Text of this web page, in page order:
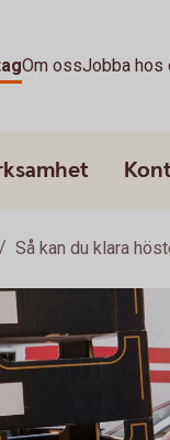
Om ossJobba hos
Så kan du klara